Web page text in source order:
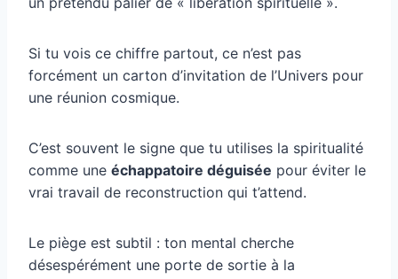
Si tu vois ce chiffre partout, ce n’est pas
forcément un carton d’invitation de l’Univers pour
une réunion cosmique.
C’est souvent le signe que tu utilises la spiritualité
comme une échappatoire déguisée pour éviter le
vrai travail de reconstruction qui t’attend.
Le piège est subtil : ton mental cherche
désespérément une porte de sortie à la